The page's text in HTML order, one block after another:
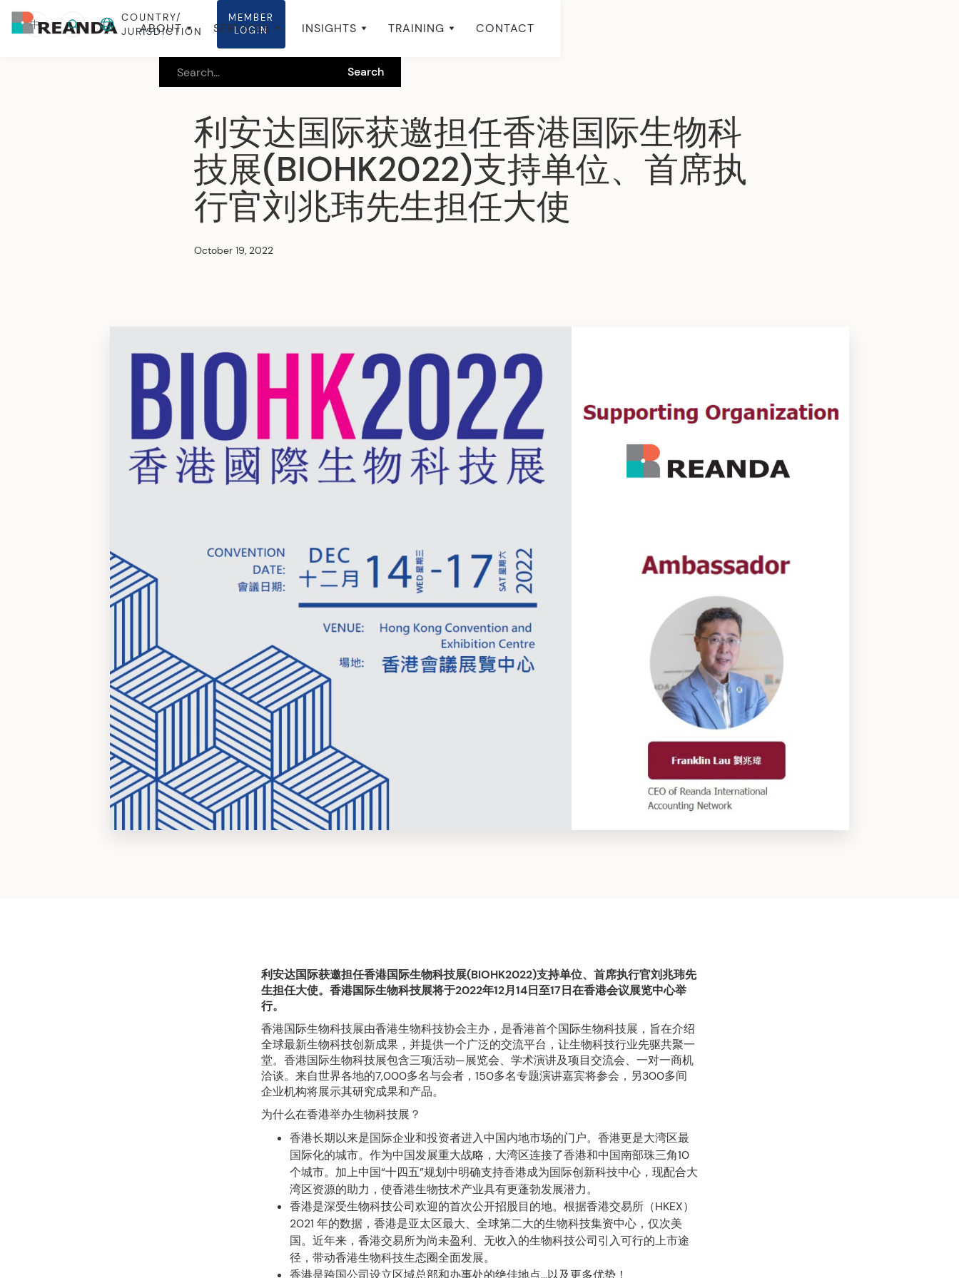
ABOUT SERVICES INSIGHTS TRAINING CONTACT
中
COUNTRY/
JURISDICTION
MEMBER
LOGIN
利安达国际获邀担任香港国际生物科
技展(BIOHK2022)支持单位、首席执
行官刘兆玮先生担任大使
October 19, 2022
利安达国际获邀担任香港国际生物科技展(BIOHK2022)支持单位、首席执行官刘兆玮先
生担任大使。香港国际生物科技展将于2022年12月14日至17日在香港会议展览中心举
行。
香港国际生物科技展由香港生物科技协会主办，是香港首个国际生物科技展，旨在介绍
全球最新生物科技创新成果，并提供一个广泛的交流平台，让生物科技行业先驱共聚一
堂。香港国际生物科技展包含三项活动—展览会、学术演讲及项目交流会、一对一商机
洽谈。来自世界各地的7,000多名与会者，150多名专题演讲嘉宾将参会，另300多间
企业机构将展示其研究成果和产品。
为什么在香港举办生物科技展？
香港长期以来是国际企业和投资者进入中国内地市场的门户。香港更是大湾区最
国际化的城市。作为中国发展重大战略，大湾区连接了香港和中国南部珠三角10
个城市。加上中国“十四五”规划中明确支持香港成为国际创新科技中心，现配合大
湾区资源的助力，使香港生物技术产业具有更蓬勃发展潜力。
香港是深受生物科技公司欢迎的首次公开招股目的地。根据香港交易所（HKEX）
2021 年的数据，香港是亚太区最大、全球第二大的生物科技集资中心，仅次美
国。近年来，香港交易所为尚未盈利、无收入的生物科技公司引入可行的上市途
径，带动香港生物科技生态圈全面发展。
香港是跨国公司设立区域总部和办事处的绝佳地点...以及更多优势！